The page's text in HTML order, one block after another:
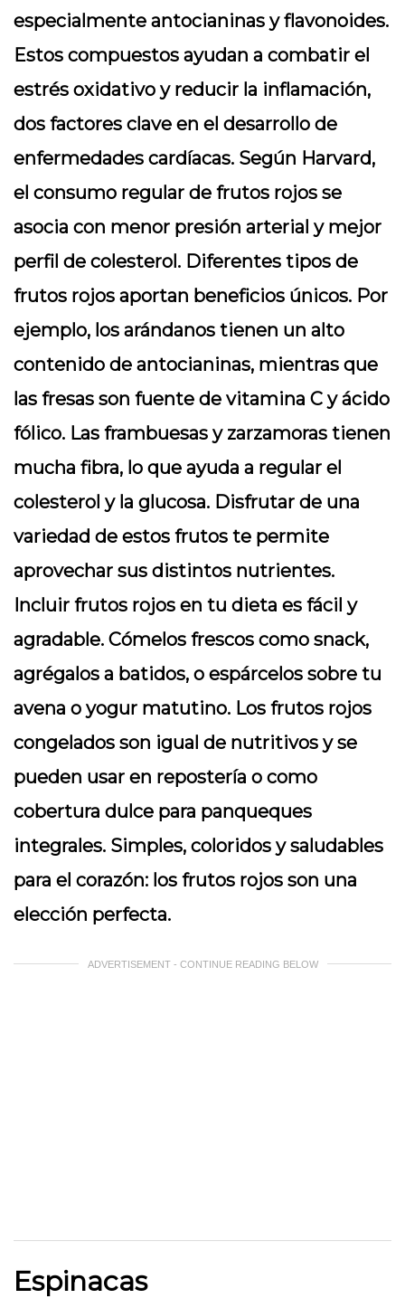
especialmente antocianinas y flavonoides.
Estos compuestos ayudan a combatir el
estrés oxidativo y reducir la inflamación,
dos factores clave en el desarrollo de
enfermedades cardíacas. Según Harvard,
el consumo regular de frutos rojos se
asocia con menor presión arterial y mejor
perfil de colesterol. Diferentes tipos de
frutos rojos aportan beneficios únicos. Por
ejemplo, los arándanos tienen un alto
contenido de antocianinas, mientras que
las fresas son fuente de vitamina C y ácido
fólico. Las frambuesas y zarzamoras tienen
mucha fibra, lo que ayuda a regular el
colesterol y la glucosa. Disfrutar de una
variedad de estos frutos te permite
aprovechar sus distintos nutrientes.
Incluir frutos rojos en tu dieta es fácil y
agradable. Cómelos frescos como snack,
agrégalos a batidos, o espárcelos sobre tu
avena o yogur matutino. Los frutos rojos
congelados son igual de nutritivos y se
pueden usar en repostería o como
cobertura dulce para panqueques
integrales. Simples, coloridos y saludables
para el corazón: los frutos rojos son una
elección perfecta.
ADVERTISEMENT - CONTINUE READING BELOW
Espinacas